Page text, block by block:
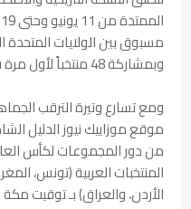
مسبوق بين الولايات المتحدة
وبمشاركة 48 منتخباً لأول مرة في تاريخ البطولة.
ومع تسارع وتيرة الترقب
موقع موزاييك نيوز الدليل
المنتخبات العربية (تونس،
الأردن، والعراق) بـ توقيت